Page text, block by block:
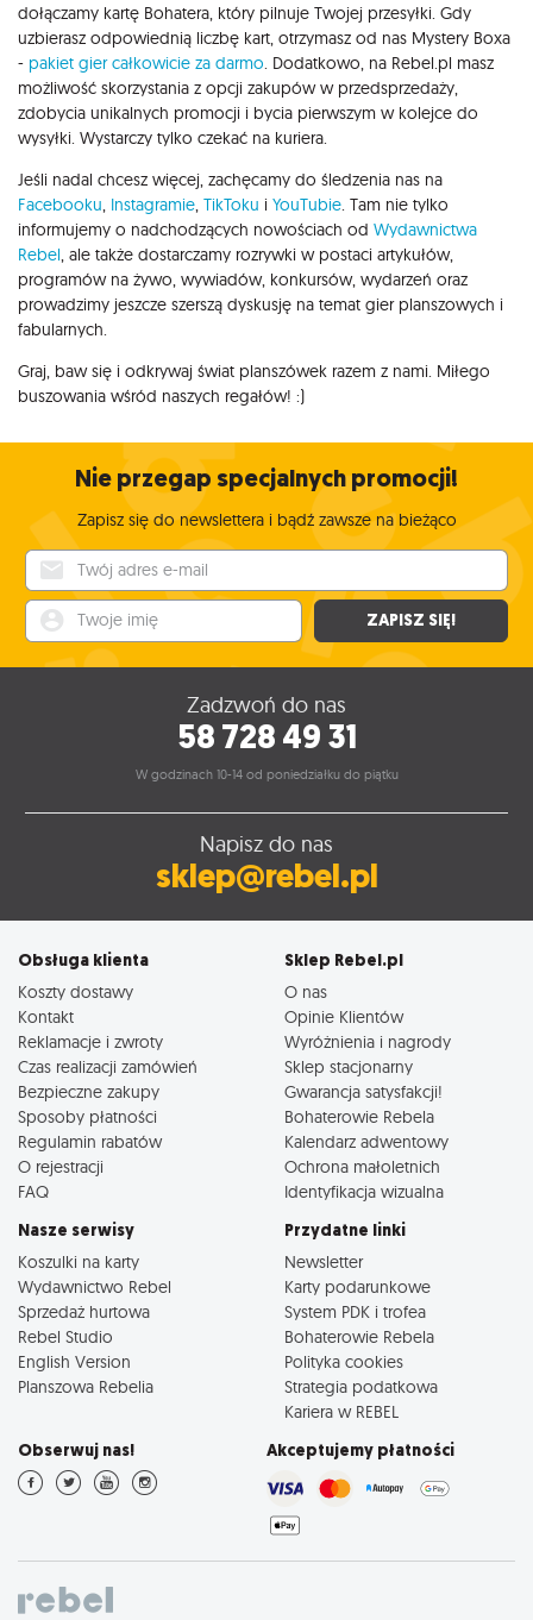
dołączamy kartę Bohatera, który pilnuje Twojej przesyłki. Gdy
uzbierasz odpowiednią liczbę kart, otrzymasz od nas Mystery Boxa
- pakiet gier całkowicie za darmo. Dodatkowo, na Rebel.pl masz
możliwość skorzystania z opcji zakupów w przedsprzedaży,
zdobycia unikalnych promocji i bycia pierwszym w kolejce do
wysyłki. Wystarczy tylko czekać na kuriera.
Jeśli nadal chcesz więcej, zachęcamy do śledzenia nas na
Facebooku, Instagramie, TikToku i YouTubie. Tam nie tylko
informujemy o nadchodzących nowościach od Wydawnictwa
Rebel, ale także dostarczamy rozrywki w postaci artykułów,
programów na żywo, wywiadów, konkursów, wydarzeń oraz
prowadzimy jeszcze szerszą dyskusję na temat gier planszowych i
fabularnych.
Graj, baw się i odkrywaj świat planszówek razem z nami. Miłego
buszowania wśród naszych regałów! :)
Nie przegap specjalnych promocji!
Zapisz się do newslettera i bądź zawsze na bieżąco
ZAPISZ SIĘ!
Zadzwoń do nas
58 728 49 31
W godzinach 10-14 od poniedziałku do piątku
Napisz do nas
sklep@rebel.pl
Obsługa klienta
Koszty dostawy
Kontakt
Reklamacje i zwroty
Czas realizacji zamówień
Bezpieczne zakupy
Sposoby płatności
Regulamin rabatów
O rejestracji
FAQ
Sklep Rebel.pl
O nas
Opinie Klientów
Wyróżnienia i nagrody
Sklep stacjonarny
Gwarancja satysfakcji!
Bohaterowie Rebela
Kalendarz adwentowy
Ochrona małoletnich
Identyfikacja wizualna
Nasze serwisy
Koszulki na karty
Wydawnictwo Rebel
Sprzedaż hurtowa
Rebel Studio
English Version
Planszowa Rebelia
Przydatne linki
Newsletter
Karty podarunkowe
System PDK i trofea
Bohaterowie Rebela
Polityka cookies
Strategia podatkowa
Kariera w REBEL
Obserwuj nas! Akceptujemy płatności